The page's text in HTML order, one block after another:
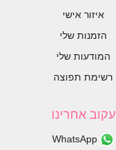
איזור אישי
הזמנות שלי
המודעות שלי
רשימת תפוצה
עקוב אחרינו